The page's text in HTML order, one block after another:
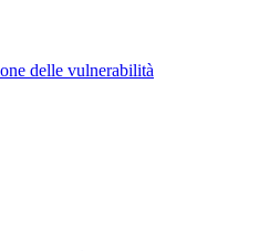
delle vulnerabilità